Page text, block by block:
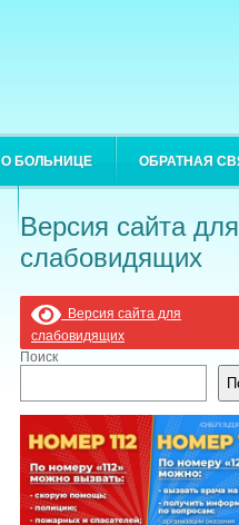
О БОЛЬНИЦЕ ОБРАТНАЯ
Версия сайта для
слабовидящих
Версия сайта для
слабовидящих
Поиск